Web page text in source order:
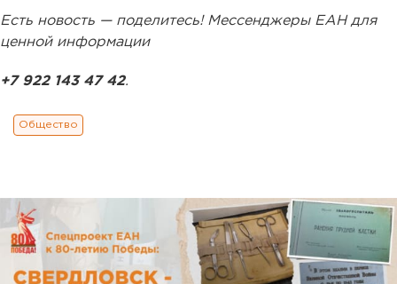
Есть новость — поделитесь! Мессенджеры ЕАН для
ценной информации
+7 922 143 47 42.
Общество